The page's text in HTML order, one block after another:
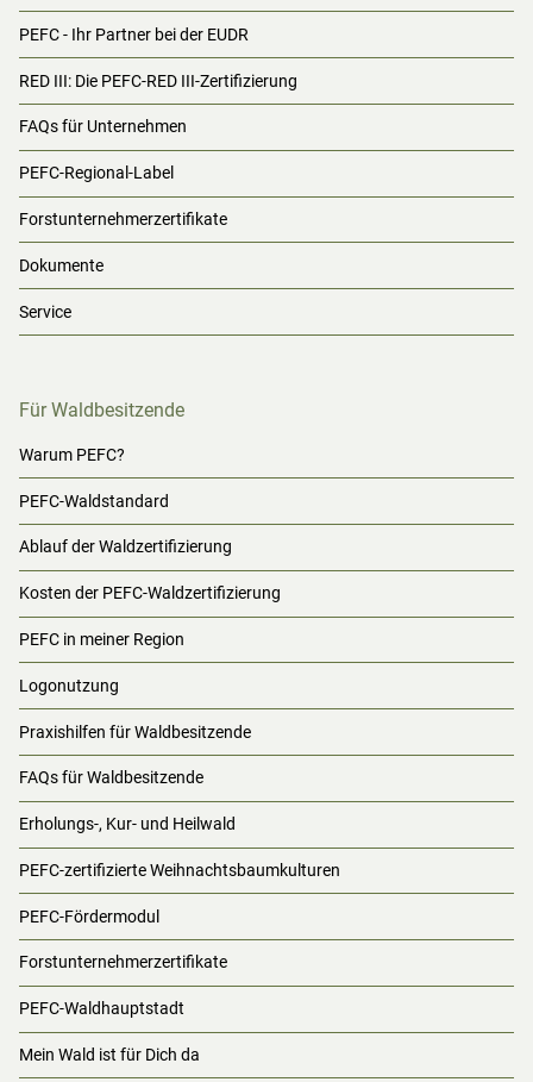
PEFC - Ihr Partner bei der EUDR
RED III: Die PEFC-RED III-Zertifizierung
FAQs für Unternehmen
PEFC-Regional-Label
Forstunternehmerzertifikate
Dokumente
Service
Für Waldbesitzende
Warum PEFC?
PEFC-Waldstandard
Ablauf der Waldzertifizierung
Kosten der PEFC-Waldzertifizierung
PEFC in meiner Region
Logonutzung
Praxishilfen für Waldbesitzende
FAQs für Waldbesitzende
Erholungs-, Kur- und Heilwald
PEFC-zertifizierte Weihnachtsbaumkulturen
PEFC-Fördermodul
Forstunternehmerzertifikate
PEFC-Waldhauptstadt
Mein Wald ist für Dich da